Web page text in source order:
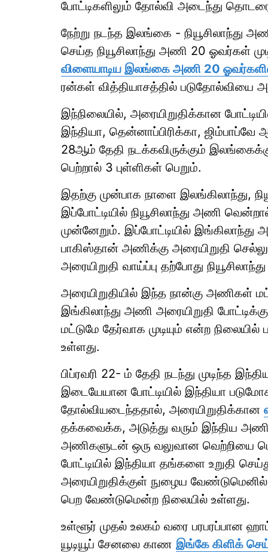
போட்டிகளிலும் தோல்வி அடைந்து தொடரை
நேற்று நடந்த இலங்கை - நியூசிலாந்து
செய்த நியூசிலாந்து அணி 20 ஓவர்கள்
விளையாடிய இலங்கை அணி 20
ரன்கள் வித்தியாசத்தில் படுதோல்வியை
இந்நிலையில், அரையிறுதிக்கான
இந்தியா, தென்னாப்பிரிக்கா,
28ஆம் தேதி நடக்கவிருக்கும்
பெற்றால் 3 புள்ளிகள் பெறும்.
இதற்கு முன்பாக நாளை இலங்கிலாந்து,
இப்போட்டியில் நியூசிலாந்து அணி
முன்னேறும். இப்போட்டியில்
பாகிஸ்தான் அணிக்கு அரையிறுதி
அரையிறுதி வாய்ப்பு தற்போது
அரையிறுதியில் இந்த நான்கு அணிகள்
இங்கிலாந்து அணி அரையிறுதி
மட்டுமே தேர்வாக முடியும் என்ற
உள்ளது.
பிப்ரவரி 22- ம் தேதி நடந்து முடிந்த
இடையேயான போட்டியில் இந்தியா
தோல்வியடைந்ததால், அரையிறுதிக்கான
தக்கவைக்க, அடுத்து வரும் இந்திய
அணிகளுடன் ஒரு வலுவான வெற்றியை
போட்டியில் இந்தியா தங்களை உறுதி
அரையிறுதிக்குள் நுழைய
பெற வேண்டுமென்ற நிலையில் உள்ளது.
உள்ளூர் முதல் உலகம் வரை பரபரப்பான
யூடியூப் சேனலை காண இங்கே கிளிக்